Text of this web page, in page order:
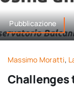
Pubblicazione
Massimo Moratti,
Challenges